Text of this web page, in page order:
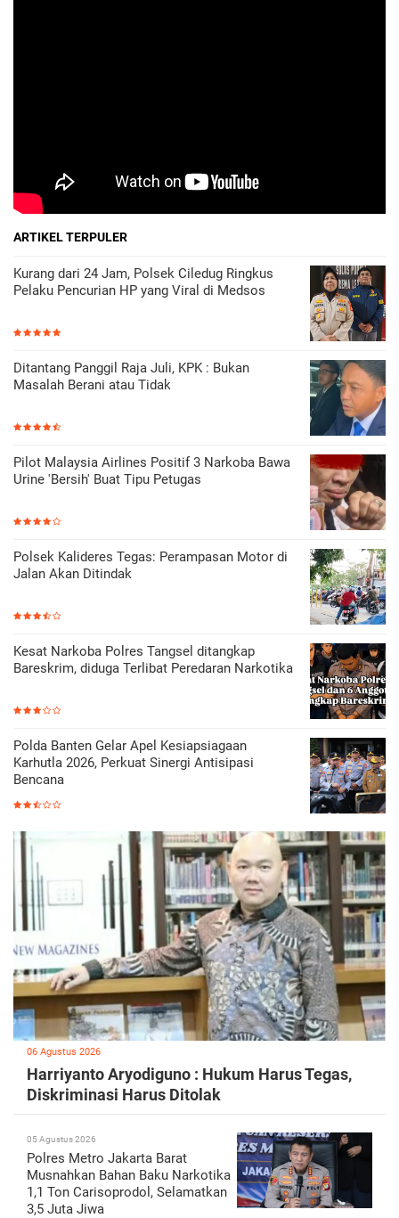
ARTIKEL TERPULER
Kurang dari 24 Jam, Polsek Ciledug Ringkus
Pelaku Pencurian HP yang Viral di Medsos
Ditantang Panggil Raja Juli, KPK : Bukan
Masalah Berani atau Tidak
Pilot Malaysia Airlines Positif 3 Narkoba Bawa
Urine 'Bersih' Buat Tipu Petugas
Polsek Kalideres Tegas: Perampasan Motor di
Jalan Akan Ditindak
Kesat Narkoba Polres Tangsel ditangkap
Bareskrim, diduga Terlibat Peredaran Narkotika
Polda Banten Gelar Apel Kesiapsiagaan
Karhutla 2026, Perkuat Sinergi Antisipasi
Bencana
06 Agustus 2026
Harriyanto Aryodiguno : Hukum Harus Tegas,
Diskriminasi Harus Ditolak
05 Agustus 2026
Polres Metro Jakarta Barat
Musnahkan Bahan Baku Narkotika
1,1 Ton Carisoprodol, Selamatkan
3,5 Juta Jiwa